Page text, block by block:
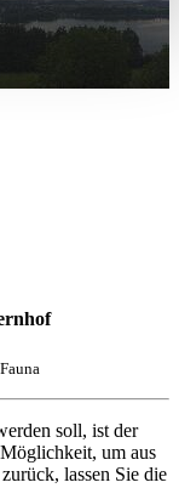
soll, ist der
um aus
lassen Sie die